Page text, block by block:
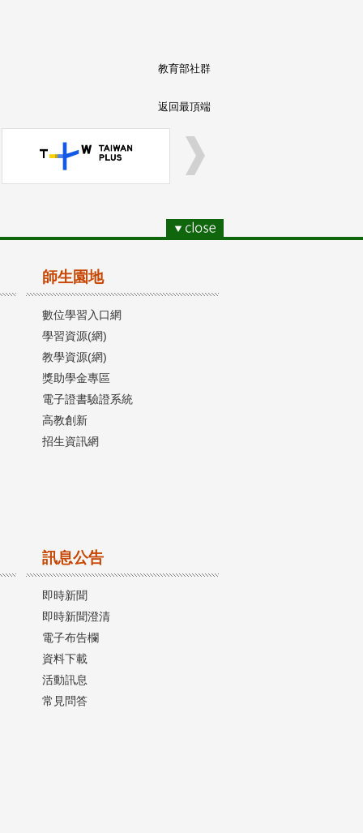
教育部社群
返回最頂端
師生園地
數位學習入口網
學習資源(網)
教學資源(網)
獎助學金專區
電子證書驗證系統
高教創新
招生資訊網
訊息公告
即時新聞
即時新聞澄清
電子布告欄
資料下載
活動訊息
常見問答